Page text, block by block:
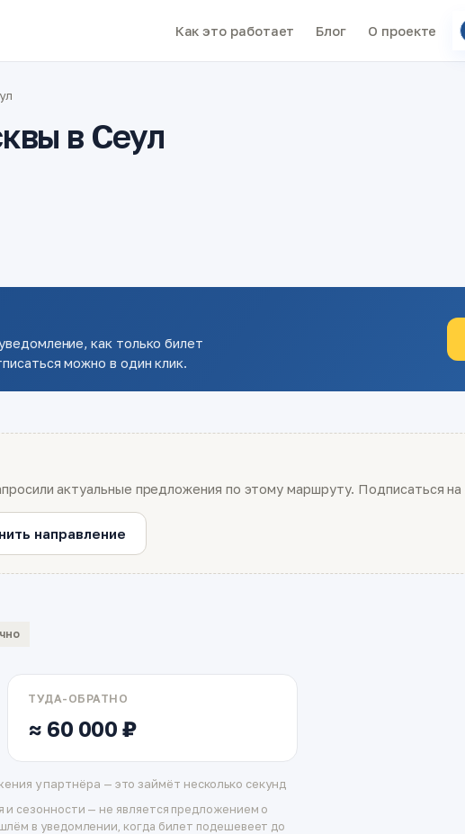
Как это работает Блог О проекте
в Сеул
как только билет
можно в один клик.
актуальные предложения по этому маршруту. Подписаться
направление
ТУДА-ОБРАТНО
≈ 60 000 ₽
у партнёра — это займёт несколько секунд
и сезонности — не является предложением о
в уведомлении, когда билет подешевеет до